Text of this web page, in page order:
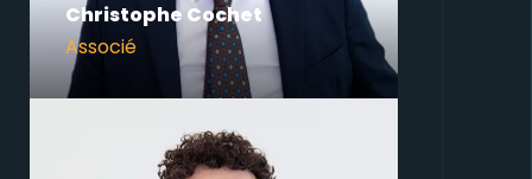
Christophe Cochet
Associé